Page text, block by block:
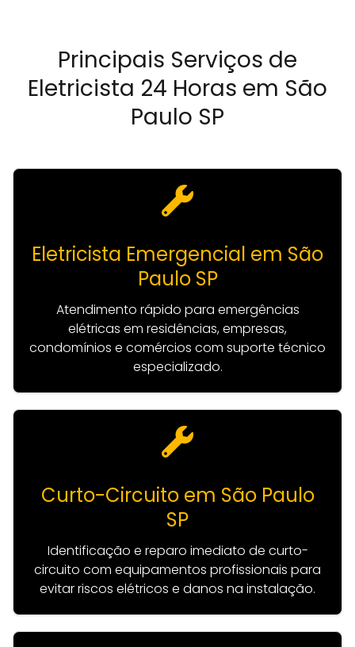
Principais Serviços de
Eletricista 24 Horas em São
Paulo SP
Eletricista Emergencial em São
Paulo SP
Atendimento rápido para emergências
elétricas em residências, empresas,
condomínios e comércios com suporte técnico
especializado.
Curto-Circuito em São Paulo
SP
Identificação e reparo imediato de curto-
circuito com equipamentos profissionais para
evitar riscos elétricos e danos na instalação.